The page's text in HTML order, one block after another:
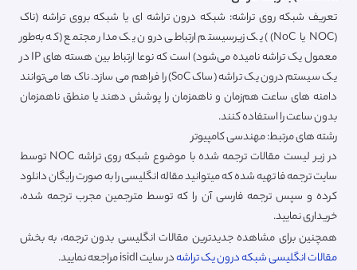
تعریف شبکه روی تراشه: شبکه درون تراشه ای یا شبکه بروی تراشه (ناک
(NOC یا NoC)) یک زیرسیستم ارتباطی درون یک مدار مجتمع (که به‌طور
معمول یک تراشه نامیده می‌شود) است که نوعا ارتباط بین هسته های IP در
یک سیستم درون یک تراشه (ساک SoC) را فراهم می سازد. ناک ها می‌توانند
دامنه های ساعت هم‌زمان و ناهمزمان را پوشش دهند یا منطق ناهمزمان
بدون ساعت را استفاده کنند.
رشته های مرتبط: مهندسی کامپیوتر
در زیر لیست مقالات ترجمه شده با موضوع شبکه روی تراشه NOC توسط
سایت ترجمه فا تهیه شده که میتوانید مقاله انگلیسی را به صورت رایگان دانلود
کرده و سپس ترجمه فارسی آن را که توسط مترجمین مجرب ترجمه شده،
خریداری نمایید.
همچنین برای مشاهده جدیدترین مقالات انگلیسی بدون ترجمه، به بخش
مقالات انگلیسی شبکه درون یک تراشهدر سایت isidl مراجعه نمایید.